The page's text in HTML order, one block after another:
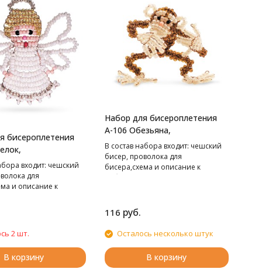
бисероплетения
входит: чешский
для
и описание к
2 шт.
В корзину
Набор для бисероплетения
А-106 Обезьяна,
В cостав набора входит: чешский
бисер, проволока для
бисера,схема и описание к
работе.
116 руб.
Осталось несколько штук
В корзину